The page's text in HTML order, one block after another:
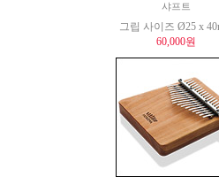
샤프트
그립 사이즈 Ø25 x
60,000원